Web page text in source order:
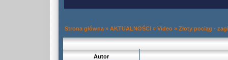
Strona główna » AKTUALNOŚCI » Video » Złoty pociąg -
Autor